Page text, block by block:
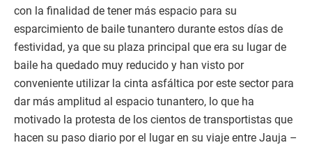
con la finalidad de tener más espacio para su
esparcimiento de baile tunantero durante estos días de
festividad, ya que su plaza principal que era su lugar de
baile ha quedado muy reducido y han visto por
conveniente utilizar la cinta asfáltica por este sector para
dar más amplitud al espacio tunantero, lo que ha
motivado la protesta de los cientos de transportistas que
hacen su paso diario por el lugar en su viaje entre Jauja –